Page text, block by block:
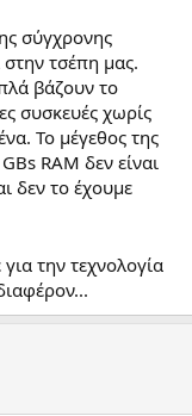
σύγχρονης
τσέπη μας.
βάζουν το
συσκευές χωρίς
Το μέγεθος της
RAM δεν είναι
δεν το έχουμε
την τεχνολογία